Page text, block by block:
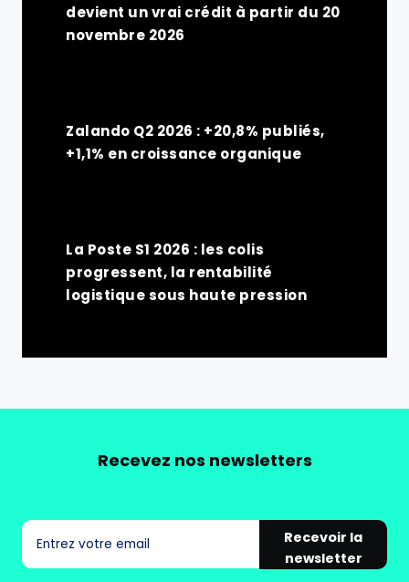
devient un vrai crédit à partir du 20
novembre 2026
Zalando Q2 2026 : +20,8% publiés,
+1,1% en croissance organique
La Poste S1 2026 : les colis
progressent, la rentabilité
logistique sous haute pression
Recevez nos newsletters
Recevoir la
newsletter